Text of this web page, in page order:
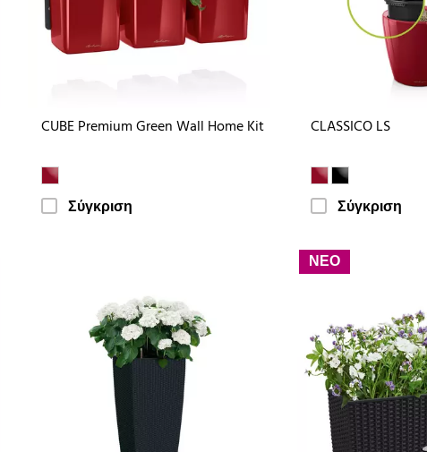
CUBE Premium Green Wall Home Kit
Σύγκριση
CLASSICO LS
Σύγκριση
ΝΕΟ